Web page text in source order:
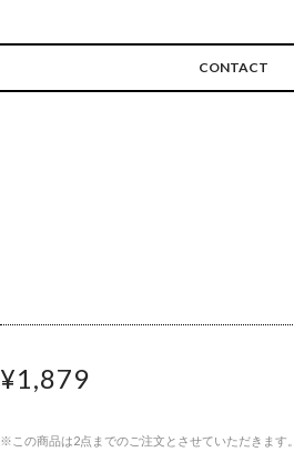
CONTACT
¥1,879
※この商品は2点までのご注文とさせていただきます。